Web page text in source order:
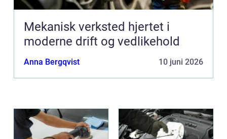
Mekanisk verksted hjertet i
moderne drift og vedlikehold
Anna Bergqvist 10 juni 2026